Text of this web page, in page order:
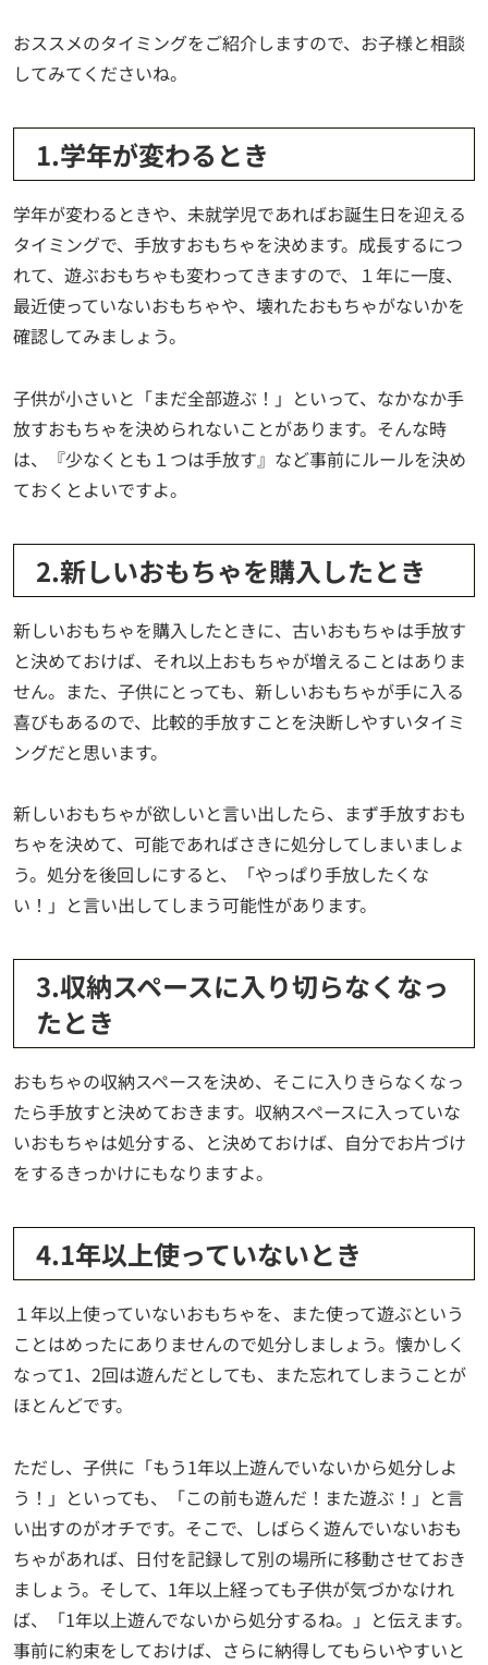
おススメのタイミングをご紹介しますので、お子様と相談
してみてくださいね。
1.学年が変わるとき
学年が変わるときや、未就学児であればお誕生日を迎える
タイミングで、手放すおもちゃを決めます。成長するにつ
れて、遊ぶおもちゃも変わってきますので、１年に一度、
最近使っていないおもちゃや、壊れたおもちゃがないかを
確認してみましょう。
子供が小さいと「まだ全部遊ぶ！」といって、なかなか手
放すおもちゃを決められないことがあります。そんな時
は、『少なくとも１つは手放す』など事前にルールを決め
ておくとよいですよ。
2.新しいおもちゃを購入したとき
新しいおもちゃを購入したときに、古いおもちゃは手放す
と決めておけば、それ以上おもちゃが増えることはありま
せん。また、子供にとっても、新しいおもちゃが手に入る
喜びもあるので、比較的手放すことを決断しやすいタイミ
ングだと思います。
新しいおもちゃが欲しいと言い出したら、まず手放すおも
ちゃを決めて、可能であればさきに処分してしまいましょ
う。処分を後回しにすると、「やっぱり手放したくな
い！」と言い出してしまう可能性があります。
3.収納スペースに入り切らなくなっ
たとき
おもちゃの収納スペースを決め、そこに入りきらなくなっ
たら手放すと決めておきます。収納スペースに入っていな
いおもちゃは処分する、と決めておけば、自分でお片づけ
をするきっかけにもなりますよ。
4.1年以上使っていないとき
１年以上使っていないおもちゃを、また使って遊ぶという
ことはめったにありませんので処分しましょう。懐かしく
なって1、2回は遊んだとしても、また忘れてしまうことが
ほとんどです。
ただし、子供に「もう1年以上遊んでいないから処分しよ
う！」といっても、「この前も遊んだ！また遊ぶ！」と言
い出すのがオチです。そこで、しばらく遊んでいないおも
ちゃがあれば、日付を記録して別の場所に移動させておき
ましょう。そして、1年以上経っても子供が気づかなけれ
ば、「1年以上遊んでないから処分するね。」と伝えます。
事前に約束をしておけば、さらに納得してもらいやすいと